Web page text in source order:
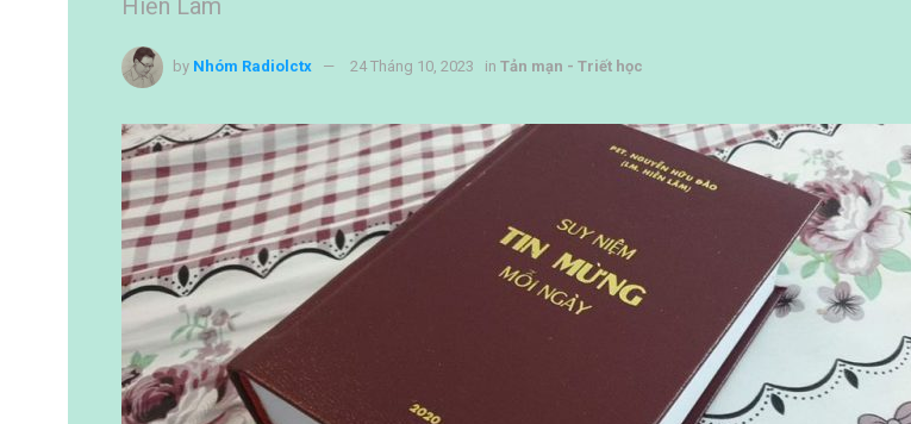
by Nhóm Radiolctx 24 Tháng 10, 2023 in Tản mạn - Triết học